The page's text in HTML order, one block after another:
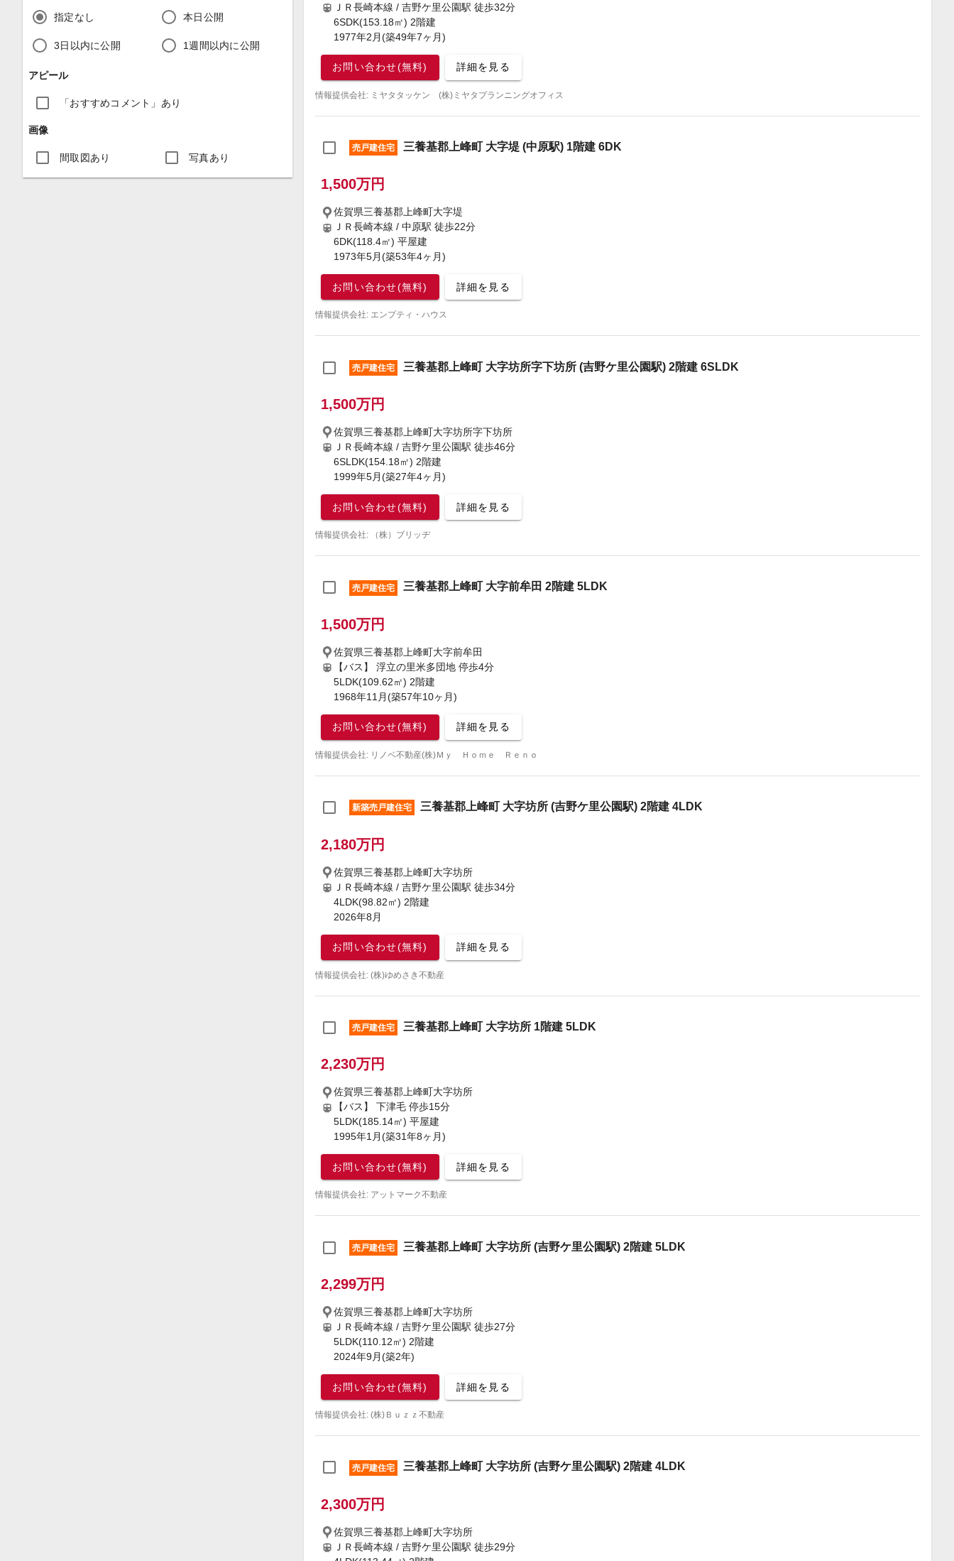
指定なし 本日公開
3日以内に公開 1週間以内に公開
アピール
「おすすめコメント」あり
画像
間取図あり 写真あり
ＪＲ長崎本線 / 吉野ケ里公園駅 徒歩32分
6SDK(153.18㎡) 2階建
1977年2月(築49年7ヶ月)
お問い合わせ(無料) 詳細を見る
情報提供会社: ミヤタタッケン (株)ミヤタプランニングオフィス
売戸建住宅 三養基郡上峰町 大字堤 (中原駅) 1階建 6DK
1,500万円
佐賀県三養基郡上峰町大字堤
ＪＲ長崎本線 / 中原駅 徒歩22分
6DK(118.4㎡) 平屋建
1973年5月(築53年4ヶ月)
お問い合わせ(無料) 詳細を見る
情報提供会社: エンプティ・ハウス
売戸建住宅 三養基郡上峰町 大字坊所字下坊所 (吉野ケ里公園駅) 2階建 6SLDK
1,500万円
佐賀県三養基郡上峰町大字坊所字下坊所
ＪＲ長崎本線 / 吉野ケ里公園駅 徒歩46分
6SLDK(154.18㎡) 2階建
1999年5月(築27年4ヶ月)
お問い合わせ(無料) 詳細を見る
情報提供会社: （株）ブリッヂ
売戸建住宅 三養基郡上峰町 大字前牟田 2階建 5LDK
1,500万円
佐賀県三養基郡上峰町大字前牟田
【バス】 浮立の里米多団地 停歩4分
5LDK(109.62㎡) 2階建
1968年11月(築57年10ヶ月)
お問い合わせ(無料) 詳細を見る
情報提供会社: リノベ不動産(株)Ｍｙ Ｈｏｍｅ Ｒｅｎｏ
新築売戸建住宅 三養基郡上峰町 大字坊所 (吉野ケ里公園駅) 2階建 4LDK
2,180万円
佐賀県三養基郡上峰町大字坊所
ＪＲ長崎本線 / 吉野ケ里公園駅 徒歩34分
4LDK(98.82㎡) 2階建
2026年8月
お問い合わせ(無料) 詳細を見る
情報提供会社: (株)ゆめさき不動産
売戸建住宅 三養基郡上峰町 大字坊所 1階建 5LDK
2,230万円
佐賀県三養基郡上峰町大字坊所
【バス】 下津毛 停歩15分
5LDK(185.14㎡) 平屋建
1995年1月(築31年8ヶ月)
お問い合わせ(無料) 詳細を見る
情報提供会社: アットマーク不動産
売戸建住宅 三養基郡上峰町 大字坊所 (吉野ケ里公園駅) 2階建 5LDK
2,299万円
佐賀県三養基郡上峰町大字坊所
ＪＲ長崎本線 / 吉野ケ里公園駅 徒歩27分
5LDK(110.12㎡) 2階建
2024年9月(築2年)
お問い合わせ(無料) 詳細を見る
情報提供会社: (株)Ｂｕｚｚ不動産
売戸建住宅 三養基郡上峰町 大字坊所 (吉野ケ里公園駅) 2階建 4LDK
2,300万円
佐賀県三養基郡上峰町大字坊所
ＪＲ長崎本線 / 吉野ケ里公園駅 徒歩29分